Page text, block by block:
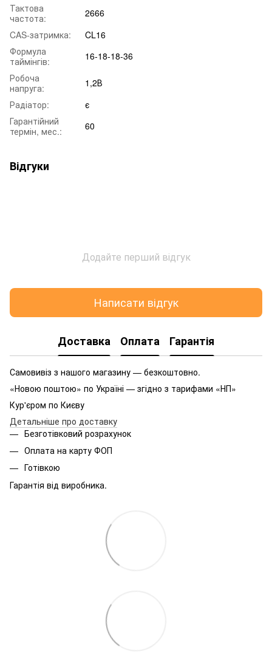
Тактова
частота:
2666
CAS-затримка:
CL16
Формула
таймінгів:
16-18-18-36
Робоча
напруга:
1,2В
Радіатор:
є
Гарантійний
термін, мес.:
60
Відгуки
Додайте перший відгук
Написати відгук
Доставка Оплата Гарантія
Самовивіз з нашого магазину — безкоштовно.
«Новою поштою» по Україні — згідно з тарифами «НП»
Кур'єром по Києву
Детальніше про доставку
Безготівковий розрахунок
Оплата на карту ФОП
Готівкою
Гарантія від виробника.